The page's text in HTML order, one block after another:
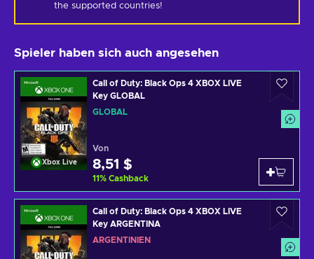
the supported countries!
Spieler haben sich auch angesehen
Xbox Live
Call of Duty: Black Ops 4 XBOX LIVE
Key GLOBAL
GLOBAL
Von
8,51 $
11% Cashback
Call of Duty: Black Ops 4 XBOX LIVE
Key ARGENTINA
ARGENTINIEN